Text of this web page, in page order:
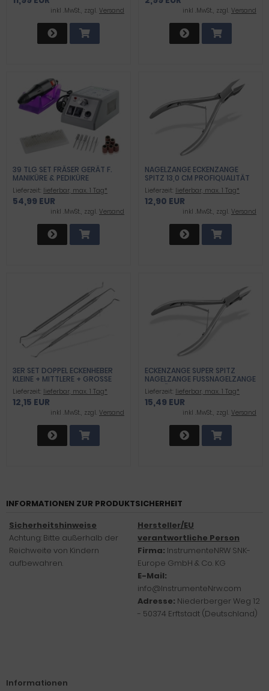
inkl .MwSt., zzgl. Versand inkl .MwSt., zzgl. Versand
39 TLG SET FRÄSER GERÄT F.
MANIKÜRE & PEDIKÜRE
FUSSPFLEGE
Lieferzeit: lieferbar, max. 1 Tag*
54,99 EUR
inkl .MwSt., zzgl. Versand
NAGELZANGE ECKENZANGE
SPITZ 13,0 CM PROFIQUALITÄT
Lieferzeit: lieferbar, max. 1 Tag*
12,90 EUR
inkl .MwSt., zzgl. Versand
3ER SET DOPPEL ECKENHEBER
KLEINE + MITTLERE + GROSSE E
NDEN
Lieferzeit: lieferbar, max. 1 Tag*
12,15 EUR
inkl .MwSt., zzgl. Versand
ECKENZANGE SUPER SPITZ
NAGELZANGE FUSSNAGELZANGE P
EDIKÜRE NAGELKNIPSER 13 CM F
USSPFLEGE-ZANGE AUS RO
STFREIEM EDELSTAHL
Lieferzeit: lieferbar, max. 1 Tag*
15,49 EUR
inkl .MwSt., zzgl. Versand
INFORMATIONEN ZUR PRODUKTSICHERHEIT
Sicherheitshinweise
Achtung: Bitte außerhalb der
Reichweite von Kindern
aufbewahren.
Hersteller/EU
verantwortliche Person
Firma: InstrumenteNRW SNK-
Europe GmbH & Co. KG
E-Mail:
info@InstrumenteNrw.com
Adresse: Niederberger Weg 12
- 50374 Erftstadt (Deutschland)
Informationen